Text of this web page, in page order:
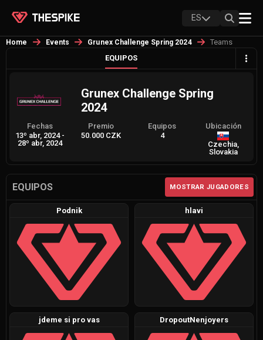
ES
Home Events Grunex Challenge Spring 2024
Teams
EQUIPOS
Grunex Challenge Spring
2024
Fechas
13º abr, 2024 -
28º abr, 2024
Premio
50.000 CZK
Equipos
4
Ubicación
Czechia,
Slovakia
EQUIPOS MOSTRAR JUGADORES
Podnik hlavi
jdeme si pro vas DropoutNenjoyers